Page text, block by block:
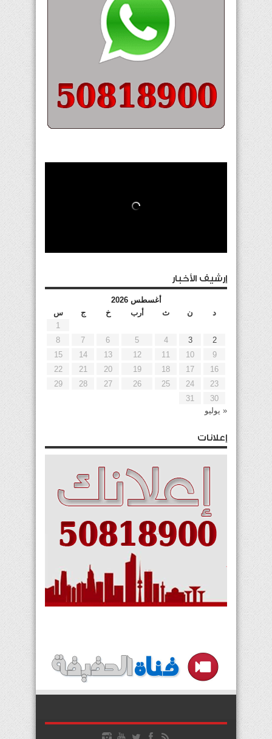
إرشيف الأخبار
أغسطس 2026
د
ن ث أرب خ ج
س
1
2
3
4
5
6
7
8
9
10
11
12
13
14
15
16
17
18
19
20
21
22
23
24
25
26
27
28
29
30
31
« يوليو
إعلانات